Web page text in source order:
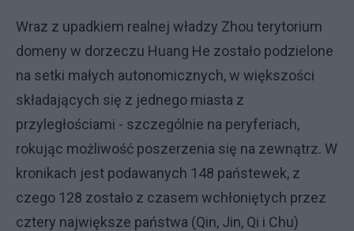
Wraz z upadkiem realnej władzy Zhou terytorium
domeny w dorzeczu Huang He zostało podzielone
na setki małych autonomicznych, w większości
składających się z jednego miasta z
przyległościami - szczególnie na peryferiach,
rokując możliwość poszerzenia się na zewnątrz. W
kronikach jest podawanych 148 państewek, z
czego 128 zostało z czasem wchłoniętych przez
cztery największe państwa (Qin, Jin, Qi i Chu)